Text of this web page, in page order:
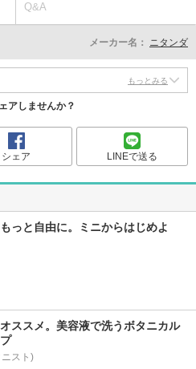
Q&A
メーカー名： ニタンダ
もっとみる
アしませんか？
シェア LINEで送る
っと自由に。ミニからはじめよ
ススメ。美容液で洗うボタニカル
ニスト)